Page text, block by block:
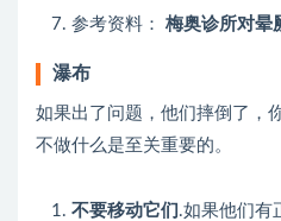
参考资料： 梅奥诊所对晕
瀑布
如果出了问题，他们摔倒了，
不做什么是至关重要的。
不要移动它们 .如果他们有